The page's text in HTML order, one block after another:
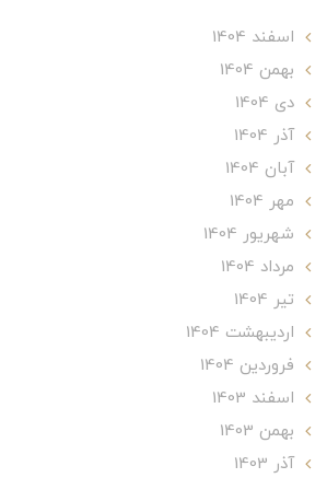
اسفند 1404
بهمن 1404
دی 1404
آذر 1404
آبان 1404
مهر 1404
شهریور 1404
مرداد 1404
تير 1404
ارديبهشت 1404
فروردین 1404
اسفند 1403
بهمن 1403
آذر 1403